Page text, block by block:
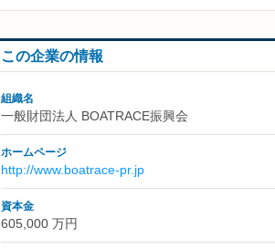
この企業の情報
組織名
一般財団法人 BOATRACE振興会
ホームページ
http://www.boatrace-pr.jp
資本金
605,000 万円